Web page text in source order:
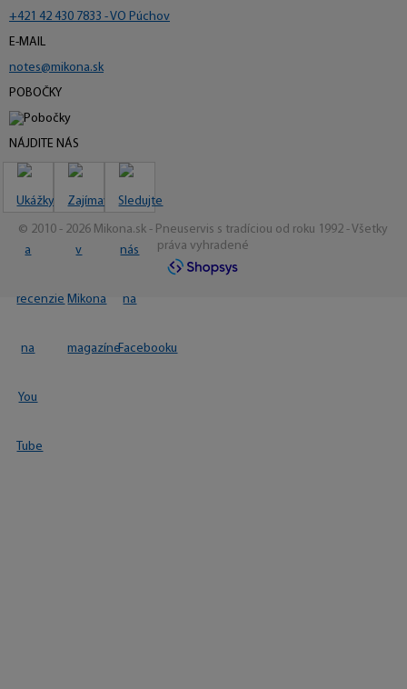
+421 42 430 7833 - VO Púchov
E-MAIL
notes@mikona.sk
POBOČKY
NÁJDITE NÁS
© 2010 - 2026 Mikona.sk - Pneuservis s tradíciou od roku 1992 - Všetky
práva vyhradené